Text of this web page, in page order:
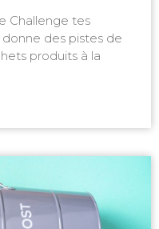
Challenge tes
donne des pistes de
produits à la